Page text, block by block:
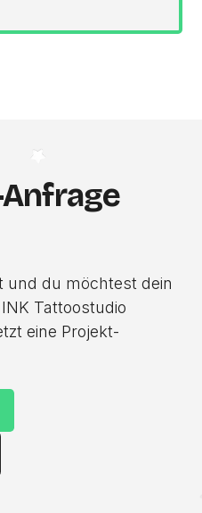
und du möchtest dein
Tattoostudio
eine Projekt-